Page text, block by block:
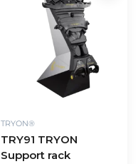
TRYON®
TRY91 TRYON
Support rack